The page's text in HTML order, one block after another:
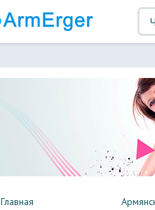
Главная